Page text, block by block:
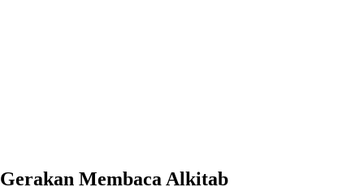
Gerakan Membaca Alkitab